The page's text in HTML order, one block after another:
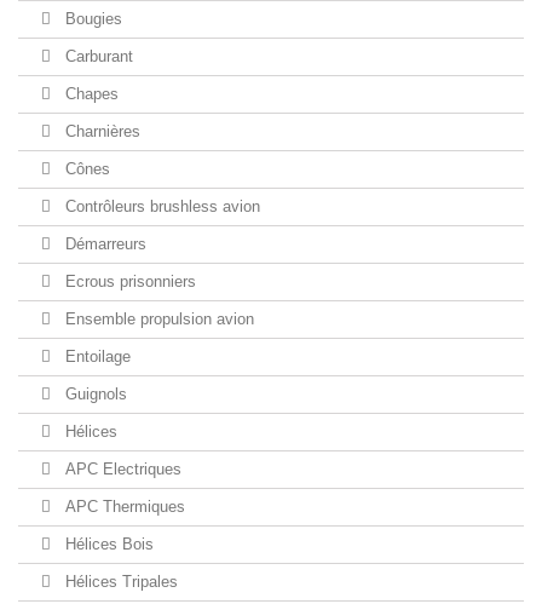
Bougies
Carburant
Chapes
Charnières
Cônes
Contrôleurs brushless avion
Démarreurs
Ecrous prisonniers
Ensemble propulsion avion
Entoilage
Guignols
Hélices
APC Electriques
APC Thermiques
Hélices Bois
Hélices Tripales